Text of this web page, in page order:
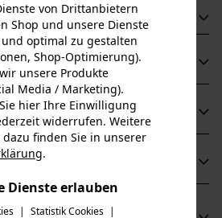
mit Reißverschluss
verrutschen der Ärmel bei der
für beste Qualität
(PDF)
von Drittanbietern
Shop und unsere Dienste
optimal zu gestalten
Shop-Optimierung).
unsere Produkte
Media / Marketing).
hier Ihre Einwilligung
widerrufen. Weitere
finden Sie in unserer
.
Dienste erlauben
| Statistik Cookies |
aufgetreten. Bitte
es erneut.